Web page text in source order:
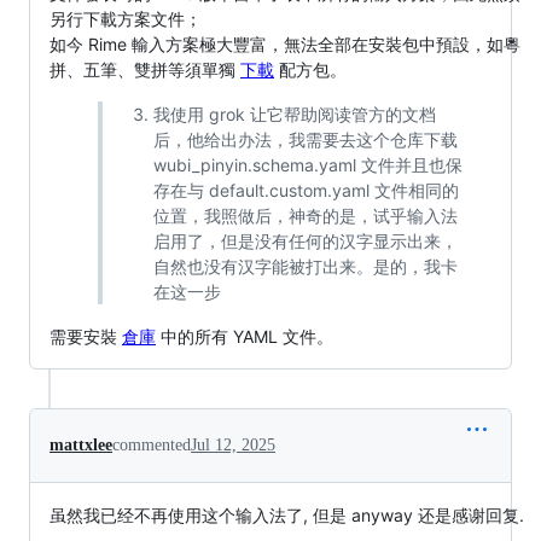
另行下載方案文件；
如今 Rime 輸入方案極大豐富，無法全部在安裝包中預設，如粵
拼、五筆、雙拼等須單獨 下載 配方包。
我使用 grok 让它帮助阅读管方的文档
后，他给出办法，我需要去这个仓库下载
wubi_pinyin.schema.yaml 文件并且也保
存在与 default.custom.yaml 文件相同的
位置，我照做后，神奇的是，试乎输入法
启用了，但是没有任何的汉字显示出来，
自然也没有汉字能被打出来。是的，我卡
在这一步
需要安裝 倉庫 中的所有 YAML 文件。
mattxleecommentedJul 12, 2025
虽然我已经不再使用这个输入法了, 但是 anyway 还是感谢回复.